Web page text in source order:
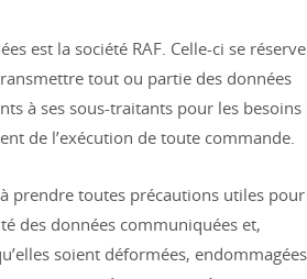
est la société RAF. Celle-ci se réserve
tout ou partie des données
à ses sous-traitants pour les besoins
de l’exécution de toute commande.
à prendre toutes précautions utiles pour
des données communiquées et,
soient déformées, endommagées